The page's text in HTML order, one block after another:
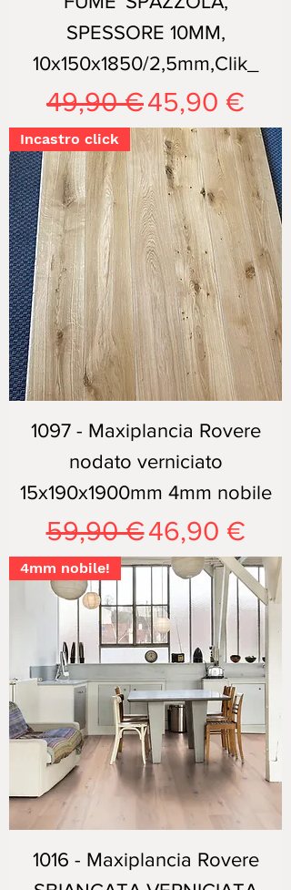
SPESSORE 10MM,
10x150x1850/2,5mm,Clik_
Prezzo regolare
49,90 €Prezzo
45,90 €
Incastro click
1097 - Maxiplancia Rovere
nodato verniciato
15x190x1900mm 4mm nobile
Prezzo regolare
59,90 €Prezzo
46,90 €
4mm nobile!
1016 - Maxiplancia Rovere